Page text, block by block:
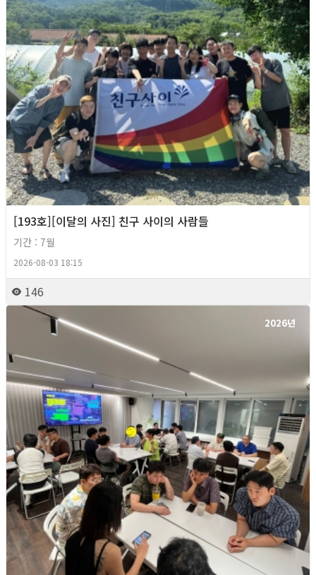
[193호][이달의 사진] 친구 사이의 사람들
기간 : 7월
2026-08-03 18:15
146
2026년